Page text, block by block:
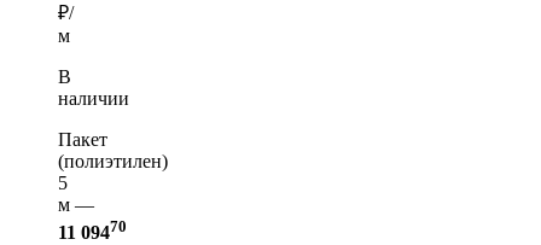
₽/
м
В
наличии
Пакет
(полиэтилен)
5
м —
11 09470